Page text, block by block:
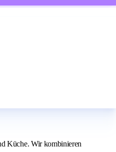
Küche. Wir kombinieren